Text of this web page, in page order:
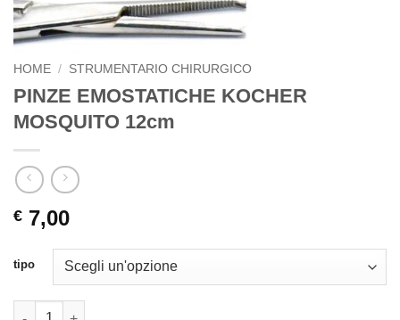
HOME / STRUMENTARIO CHIRURGICO
PINZE EMOSTATICHE KOCHER
MOSQUITO 12cm
€ 7,00
tipo